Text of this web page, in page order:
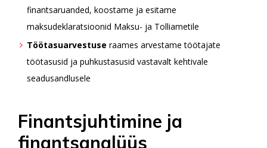
finantsaruanded, koostame ja esitame
maksudeklaratsioonid Maksu- ja Tolliametile
Töötasuarvestuse raames arvestame töötajate
töötasusid ja puhkustasusid vastavalt kehtivale
seadusandlusele
Finantsjuhtimine ja
finantsanalüüs